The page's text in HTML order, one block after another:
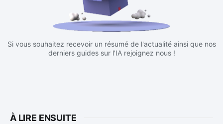
Si vous souhaitez recevoir un résumé de l'actualité ainsi que nos
derniers guides sur l'IA rejoignez nous !
À LIRE ENSUITE